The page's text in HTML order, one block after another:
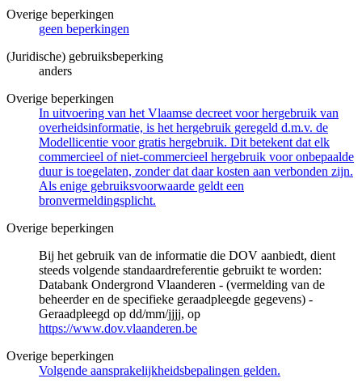
Overige beperkingen
geen beperkingen
(Juridische) gebruiksbeperking
anders
Overige beperkingen
In uitvoering van het Vlaamse decreet voor hergebruik van
overheidsinformatie, is het hergebruik geregeld d.m.v. de
Modellicentie voor gratis hergebruik. Dit betekent dat elk
commercieel of niet-commercieel hergebruik voor onbepaalde
duur is toegelaten, zonder dat daar kosten aan verbonden zijn.
Als enige gebruiksvoorwaarde geldt een
bronvermeldingsplicht.
Overige beperkingen
Bij het gebruik van de informatie die DOV aanbiedt, dient
steeds volgende standaardreferentie gebruikt te worden:
Databank Ondergrond Vlaanderen - (vermelding van de
beheerder en de specifieke geraadpleegde gegevens) -
Geraadpleegd op dd/mm/jjjj, op
https://www.dov.vlaanderen.be
Overige beperkingen
Volgende aansprakelijkheidsbepalingen gelden.